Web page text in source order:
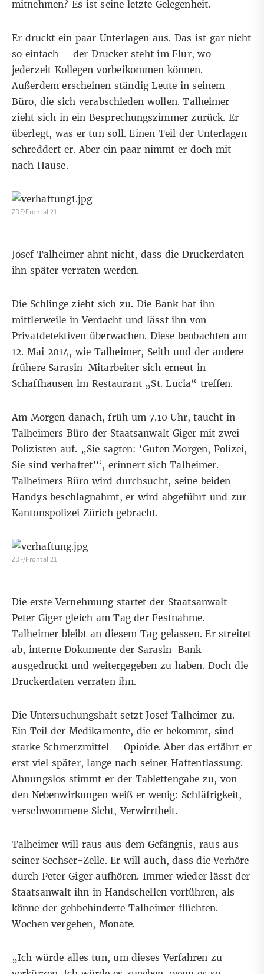
mitnehmen? Es ist seine letzte Gelegenheit.
Er druckt ein paar Unterlagen aus. Das ist gar nicht
so einfach – der Drucker steht im Flur, wo
jederzeit Kollegen vorbeikommen können.
Außerdem erscheinen ständig Leute in seinem
Büro, die sich verabschieden wollen. Talheimer
zieht sich in ein Besprechungszimmer zurück. Er
überlegt, was er tun soll. Einen Teil der Unterlagen
schreddert er. Aber ein paar nimmt er doch mit
nach Hause.
ZDF/Frontal 21
Josef Talheimer ahnt nicht, dass die Druckerdaten
ihn später verraten werden.
Die Schlinge zieht sich zu. Die Bank hat ihn
mittlerweile in Verdacht und lässt ihn von
Privatdetektiven überwachen. Diese beobachten am
12. Mai 2014, wie Talheimer, Seith und der andere
frühere Sarasin-Mitarbeiter sich erneut in
Schaffhausen im Restaurant „St. Lucia“ treffen.
Am Morgen danach, früh um 7.10 Uhr, taucht in
Talheimers Büro der Staatsanwalt Giger mit zwei
Polizisten auf. „Sie sagten: ‘Guten Morgen, Polizei,
Sie sind verhaftet’“, erinnert sich Talheimer.
Talheimers Büro wird durchsucht, seine beiden
Handys beschlagnahmt, er wird abgeführt und zur
Kantonspolizei Zürich gebracht.
ZDF/Frontal 21
Die erste Vernehmung startet der Staatsanwalt
Peter Giger gleich am Tag der Festnahme.
Talheimer bleibt an diesem Tag gelassen. Er streitet
ab, interne Dokumente der Sarasin-Bank
ausgedruckt und weitergegeben zu haben. Doch die
Druckerdaten verraten ihn.
Die Untersuchungshaft setzt Josef Talheimer zu.
Ein Teil der Medikamente, die er bekommt, sind
starke Schmerzmittel – Opioide. Aber das erfährt er
erst viel später, lange nach seiner Haftentlassung.
Ahnungslos stimmt er der Tablettengabe zu, von
den Nebenwirkungen weiß er wenig: Schläfrigkeit,
verschwommene Sicht, Verwirrtheit.
Talheimer will raus aus dem Gefängnis, raus aus
seiner Sechser-Zelle. Er will auch, dass die Verhöre
durch Peter Giger aufhören. Immer wieder lässt der
Staatsanwalt ihn in Handschellen vorführen, als
könne der gehbehinderte Talheimer flüchten.
Wochen vergehen, Monate.
„Ich würde alles tun, um dieses Verfahren zu